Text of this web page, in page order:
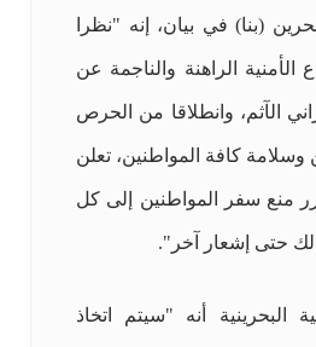
(بنا) في بيان، إنه "نظرا
الأمنية الراهنة والناجمة عن
الآثم، وانطلاقا من الحرص
كافة المواطنين، تعلن
منع سفر المواطنين إلى كل
حتى إشعار آخر".
البحرينية أنه "سيتم اتخاذ